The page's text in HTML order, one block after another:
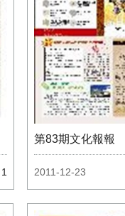
1
第83期文化報報
2011-12-23